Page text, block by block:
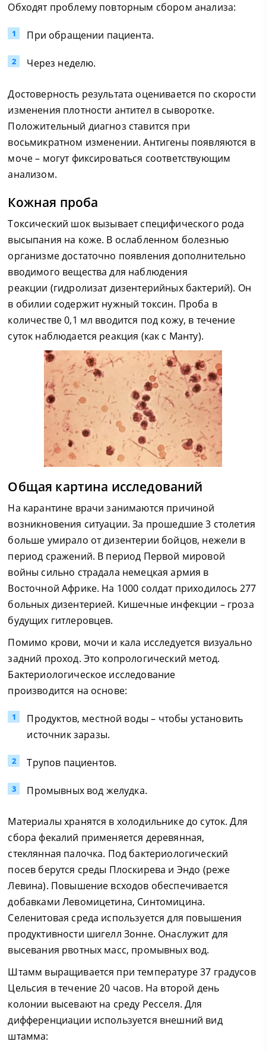
Обходят проблему повторным сбором анализа:
При обращении пациента.
Через неделю.
Достоверность результата оценивается по скорости
изменения плотности антител в сыворотке.
Положительный диагноз ставится при
восьмикратном изменении. Антигены появляются в
моче – могут фиксироваться соответствующим
анализом.
Кожная проба
Токсический шок вызывает специфического рода
высыпания на коже. В ослабленном болезнью
организме достаточно появления дополнительно
вводимого вещества для наблюдения
реакции (гидролизат дизентерийных бактерий). Он
в обилии содержит нужный токсин. Проба в
количестве 0,1 мл вводится под кожу, в течение
суток наблюдается реакция (как с Манту).
Общая картина исследований
На карантине врачи занимаются причиной
возникновения ситуации. За прошедшие 3 столетия
больше умирало от дизентерии бойцов, нежели в
период сражений. В период Первой мировой
войны сильно страдала немецкая армия в
Восточной Африке. На 1000 солдат приходилось 277
больных дизентерией. Кишечные инфекции – гроза
будущих гитлеровцев.
Помимо крови, мочи и кала исследуется визуально
задний проход. Это копрологический метод.
Бактериологическое исследование
производится на основе:
Продуктов, местной воды – чтобы установить
источник заразы.
Трупов пациентов.
Промывных вод желудка.
Материалы хранятся в холодильнике до суток. Для
сбора фекалий применяется деревянная,
стеклянная палочка. Под бактериологический
посев берутся среды Плоскирева и Эндо (реже
Левина). Повышение всходов обеспечивается
добавками Левомицетина, Синтомицина.
Селенитовая среда используется для повышения
продуктивности шигелл Зонне. Онаслужит для
высевания рвотных масс, промывных вод.
Штамм выращивается при температуре 37 градусов
Цельсия в течение 20 часов. На второй день
колонии высевают на среду Ресселя. Для
дифференциации используется внешний вид
штамма: